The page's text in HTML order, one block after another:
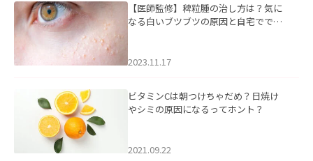
【医師監修】稗粒腫の治し方は？気に
なる白いブツブツの原因と自宅ででき
2023.11.17
ビタミンCは朝つけちゃだめ？日焼け
やシミの原因になるってホント？
2021.09.22